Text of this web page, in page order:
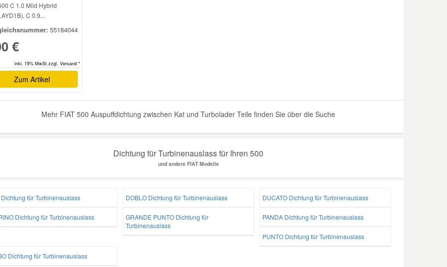
C 1.0 Mild Hybrid
C 0.9...
55184044
€
inkl. 19% MwSt.zzgl. Versand *
Zum Artikel
Mehr FIAT 500 Auspuffdichtung zwischen Kat und Turbolader Teile finden Sie über die Suche
Dichtung für Turbinenauslass für Ihren 500
und andere FIAT Modelle
für Turbinenauslass DOBLO Dichtung für Turbinenauslass DUCATO Dichtung für Turbinenauslass
Dichtung für Turbinenauslass
GRANDE PUNTO Dichtung für
Turbinenauslass
PANDA Dichtung für Turbinenauslass
PUNTO Dichtung für Turbinenauslass
Dichtung für Turbinenauslass